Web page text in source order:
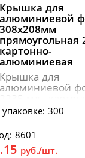
Крышка для
алюминиевой
308х208мм
прямоугольная
картонно-
алюминиевая
Крышка для
алюминиевой
2235 мл.,
алюминиевая
300
8601
руб./шт.